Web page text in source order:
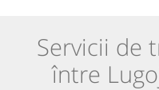
Servicii de
între